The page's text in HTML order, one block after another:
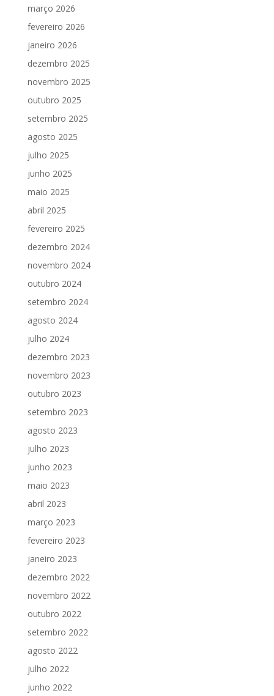
março 2026
fevereiro 2026
janeiro 2026
dezembro 2025
novembro 2025
outubro 2025
setembro 2025
agosto 2025
julho 2025
junho 2025
maio 2025
abril 2025
fevereiro 2025
dezembro 2024
novembro 2024
outubro 2024
setembro 2024
agosto 2024
julho 2024
dezembro 2023
novembro 2023
outubro 2023
setembro 2023
agosto 2023
julho 2023
junho 2023
maio 2023
abril 2023
março 2023
fevereiro 2023
janeiro 2023
dezembro 2022
novembro 2022
outubro 2022
setembro 2022
agosto 2022
julho 2022
junho 2022